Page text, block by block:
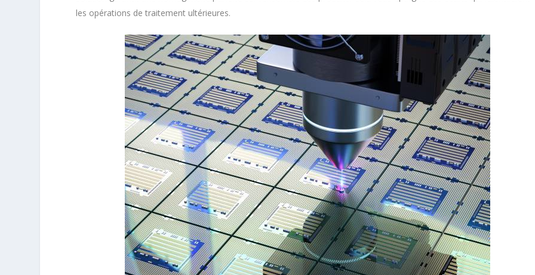
les opérations de traitement ultérieures.